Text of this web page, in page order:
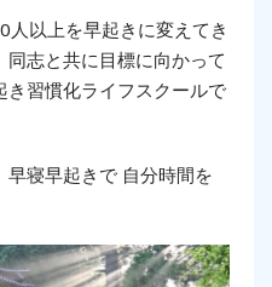
人以上を早起きに変えてき
志と共に目標に向かって
き習慣化ライフスクールで
寝早起きで 自分時間を